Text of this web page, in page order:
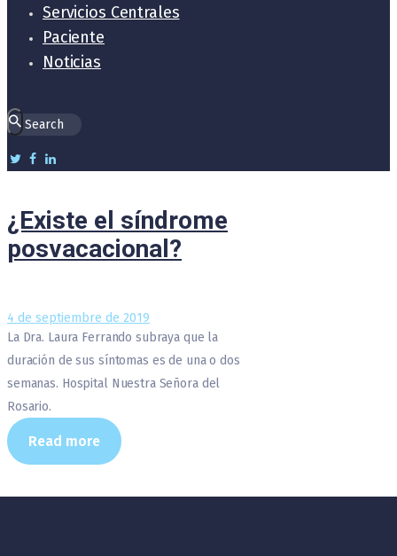
Servicios Centrales
Paciente
Noticias
¿Existe el síndrome
posvacacional?
4 de septiembre de 2019
La Dra. Laura Ferrando subraya que la
duración de sus síntomas es de una o dos
semanas. Hospital Nuestra Señora del
Rosario.
Read more